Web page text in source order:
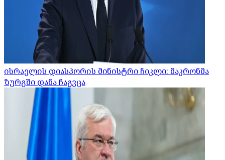
ისრაელის დიასპორის მინისტრი ჩიკლი: მაკრონმა
ზურგში დანა ჩაგვცა